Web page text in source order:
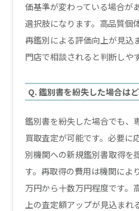
価基準が変わっている場合が
選択肢になります。高品質個
再鑑別による評価向上が見込
門店で相談されると判断しや
Q. 鑑別書を紛失した場合は
鑑別書を紛失した場合でも、
買取査定が可能です。必要に
別機関への新規鑑別書取得を
す。再取得の費用は機関によ
万円から十数万円程度です。
上の査定額アップが見込まれ